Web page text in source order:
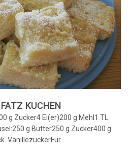
KUCHEN
g Zucker4 Ei(er)200 g Mehl1 TL
g Butter250 g Zucker400 g
VanillezuckerFür…